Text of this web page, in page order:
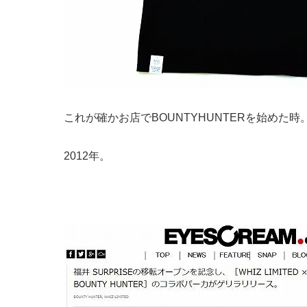
これが確かお店でBOUNTYHUNTERを始めた時
2012年。